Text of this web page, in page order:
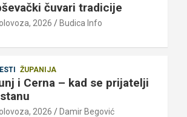
čuvari tradicije
2026 Budica Info
ŽUPANIJA
i Cerna – kad se prijatelji
2026 Damir Begović